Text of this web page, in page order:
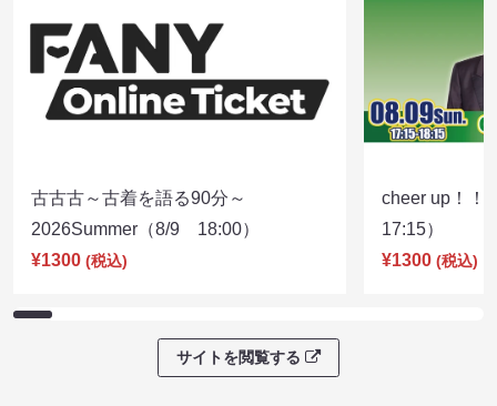
古古古～古着を語る90分～
2026Summer（8/9 18:00）
¥1300 (税込)
cheer up！
17:15）
¥1300 (税込)
サイトを閲覧する